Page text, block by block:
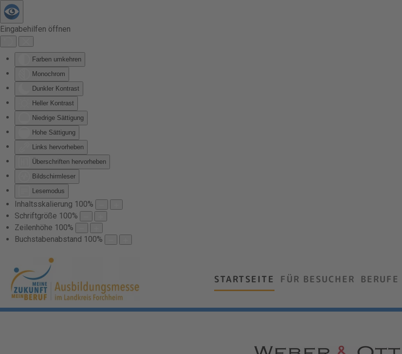
Eingabehilfen öffnen
Farben umkehren
Monochrom
Dunkler Kontrast
Heller Kontrast
Niedrige Sättigung
Hohe Sättigung
Links hervorheben
Überschriften hervorheben
Bildschirmleser
Lesemodus
Inhaltsskalierung 100%
Schriftgröße 100%
Zeilenhöhe 100%
Buchstabenabstand 100%
Zum Hauptinhalt springen
STARTSEITE FÜR BESUCHER BERUFE